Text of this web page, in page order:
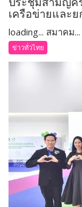
เครือข่ายและ
loading... สมาคม...
ข่าวทั่วไทย